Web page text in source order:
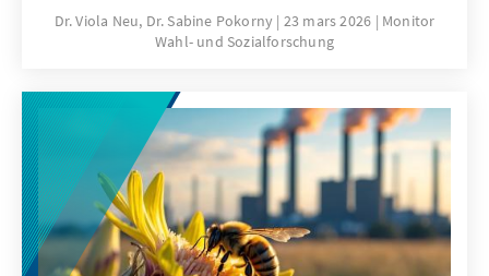
Ausgehend von den Wahltagsbefragungen
und Umfragen im Vorfeld wird u.a. die
Spitzenpersonal, Parteikompetenzen sowie
politischen Themen für das Wahlergebnis
erläutert.
Dr. Viola Neu, Dr. Sabine Pokorny 23 mars 2026
Monitor
Wahl- und Sozialforschung